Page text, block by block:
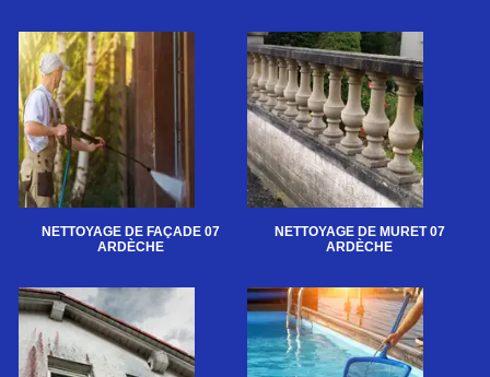
NETTOYAGE DE FAÇADE 07
ARDÈCHE
NETTOYAGE DE MURET 07
ARDÈCHE